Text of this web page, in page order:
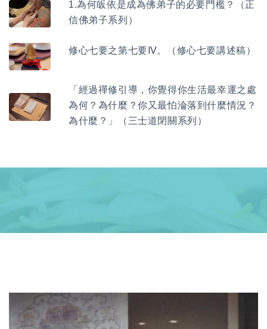
1.為何皈依是成為佛弟子的必要門檻？（正
信佛弟子系列）
修心七要之第七要Ⅳ。（修心七要講述稿）
「經過禪修引導，你覺得你生活最幸運之處
為何？為什麼？你又最怕淪落到什麼情況？
為什麼？」（三士道閉關系列）